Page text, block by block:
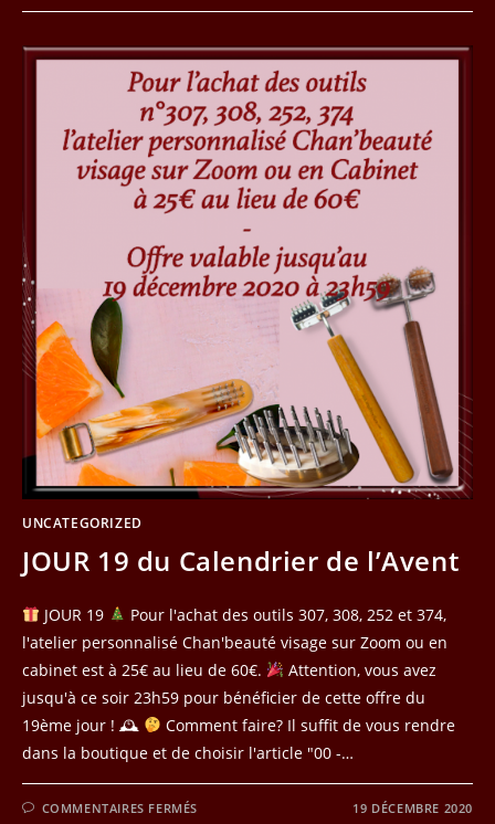
DU
DE
L’AVENT
UNCATEGORIZED
JOUR 19 du Calendrier de l’Avent
JOUR 19
Pour l'achat des outils 307, 308, 252 et 374,
l'atelier personnalisé Chan'beauté visage sur Zoom ou en
cabinet est à 25€ au lieu de 60€.
Attention, vous avez
jusqu'à ce soir 23h59 pour bénéficier de cette offre du
19ème jour ! 🕰
Comment faire? Il suffit de vous rendre
dans la boutique et de choisir l'article "00 -…
COMMENTAIRES FERMÉS 19 DÉCEMBRE 2020